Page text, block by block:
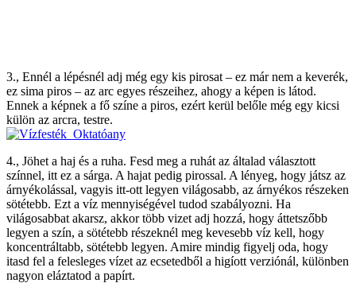
3., Ennél a lépésnél adj még egy kis pirosat – ez már nem a keverék,
ez sima piros – az arc egyes részeihez, ahogy a képen is látod.
Ennek a képnek a fő színe a piros, ezért kerül belőle még egy kicsi
külön az arcra, testre.
4., Jöhet a haj és a ruha. Fesd meg a ruhát az általad választott
színnel, itt ez a sárga. A hajat pedig pirossal. A lényeg, hogy játsz az
árnyékolással, vagyis itt-ott legyen világosabb, az árnyékos részeken
sötétebb. Ezt a víz mennyiségével tudod szabályozni. Ha
világosabbat akarsz, akkor több vizet adj hozzá, hogy áttetszőbb
legyen a szín, a sötétebb részeknél meg kevesebb víz kell, hogy
koncentráltabb, sötétebb legyen. Amire mindig figyelj oda, hogy
itasd fel a felesleges vízet az ecsetedből a higíott verziónál, különben
nagyon eláztatod a papírt.